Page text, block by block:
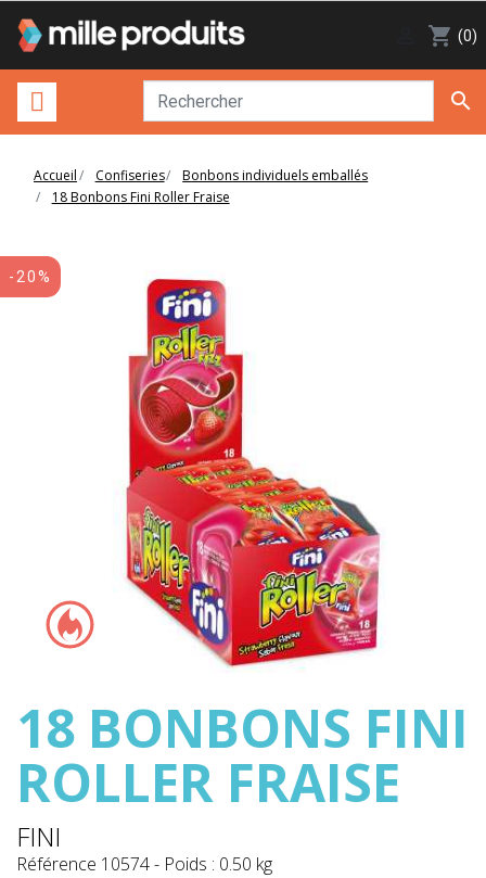
shopping_cart (0)

Accueil Confiseries
Bonbons individuels emballés
18 Bonbons Fini Roller Fraise
-20%
18 BONBONS FINI
ROLLER FRAISE
FINI
Référence 10574- Poids : 0.50 kg